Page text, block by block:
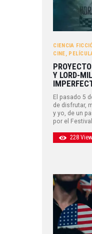
CIENCIA
CINE
Y LORD-
El pasado 5
de disfrutar,
y yo, de un
por el
228